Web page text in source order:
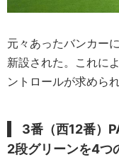
元々あったバンカー
新設された。これに
ントロールが求めら
3番（西12番）
2段グリーンを4つ